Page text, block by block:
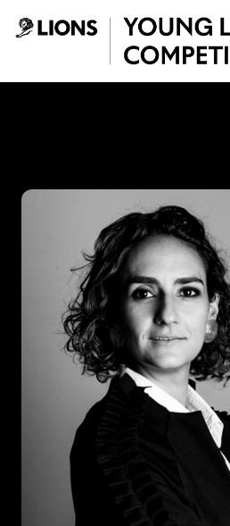
Saltar al contenido principal
Inscribir
Boletería